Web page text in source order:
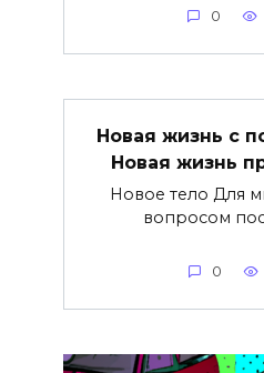
0
Новая жизнь с
Новая жизнь
Новое тело Для
вопросом
0